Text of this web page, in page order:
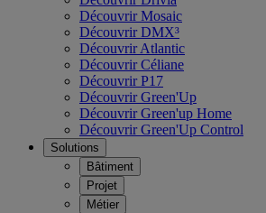
Découvrir Mosaic
Découvrir DMX³
Découvrir Atlantic
Découvrir Céliane
Découvrir P17
Découvrir Green'Up
Découvrir Green'up Home
Découvrir Green'Up Control
Solutions
Bâtiment
Projet
Métier